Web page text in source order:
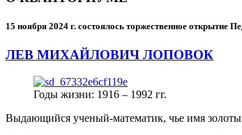
15 ноября 2024 г. состоялось торжественное
ЛЕВ МИХАЙЛОВИЧ ЛОПОВОК
Годы жизни: 1916 – 1992 гг.
Выдающийся ученый-математик, чье имя